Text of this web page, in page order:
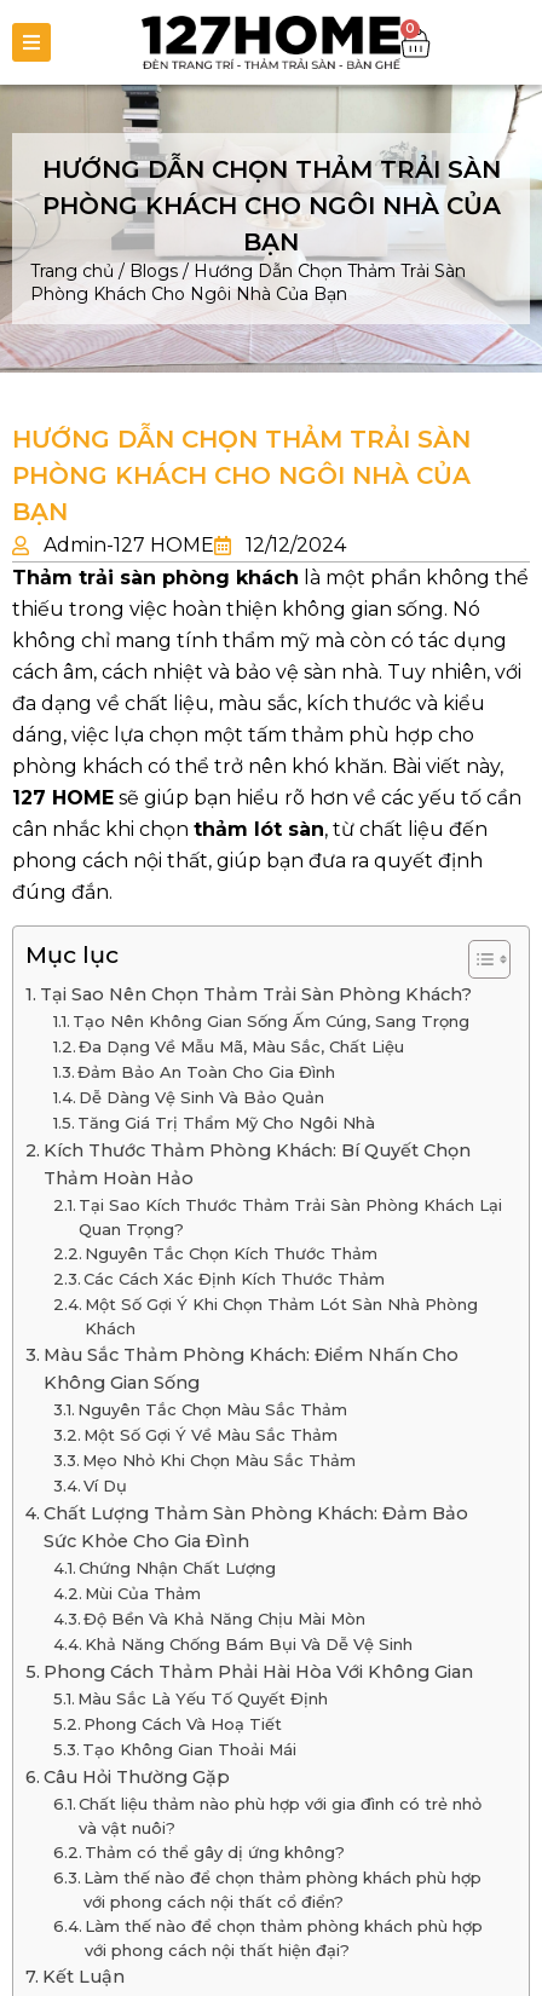
0
HƯỚNG DẪN CHỌN THẢM TRẢI SÀN
PHÒNG KHÁCH CHO NGÔI NHÀ CỦA
BẠN
Trang chủ / Blogs / Hướng Dẫn Chọn Thảm Trải Sàn
Phòng Khách Cho Ngôi Nhà Của Bạn
HƯỚNG DẪN CHỌN THẢM TRẢI SÀN
PHÒNG KHÁCH CHO NGÔI NHÀ CỦA
BẠN
Admin-127 HOME
12/12/2024
Thảm trải sàn phòng khách là một phần không thể
thiếu trong việc hoàn thiện không gian sống. Nó
không chỉ mang tính thẩm mỹ mà còn có tác dụng
cách âm, cách nhiệt và bảo vệ sàn nhà. Tuy nhiên, với
đa dạng về chất liệu, màu sắc, kích thước và kiểu
dáng, việc lựa chọn một tấm thảm phù hợp cho
phòng khách có thể trở nên khó khăn. Bài viết này,
127 HOME sẽ giúp bạn hiểu rõ hơn về các yếu tố cần
cân nhắc khi chọn thảm lót sàn, từ chất liệu đến
phong cách nội thất, giúp bạn đưa ra quyết định
đúng đắn.
Mục lục
Tại Sao Nên Chọn Thảm Trải Sàn Phòng Khách?
Tạo Nên Không Gian Sống Ấm Cúng, Sang Trọng
Đa Dạng Về Mẫu Mã, Màu Sắc, Chất Liệu
Đảm Bảo An Toàn Cho Gia Đình
Dễ Dàng Vệ Sinh Và Bảo Quản
Tăng Giá Trị Thẩm Mỹ Cho Ngôi Nhà
Kích Thước Thảm Phòng Khách: Bí Quyết Chọn
Thảm Hoàn Hảo
Tại Sao Kích Thước Thảm Trải Sàn Phòng Khách Lại
Quan Trọng?
Nguyên Tắc Chọn Kích Thước Thảm
Các Cách Xác Định Kích Thước Thảm
Một Số Gợi Ý Khi Chọn Thảm Lót Sàn Nhà Phòng
Khách
Màu Sắc Thảm Phòng Khách: Điểm Nhấn Cho
Không Gian Sống
Nguyên Tắc Chọn Màu Sắc Thảm
Một Số Gợi Ý Về Màu Sắc Thảm
Mẹo Nhỏ Khi Chọn Màu Sắc Thảm
Ví Dụ
Chất Lượng Thảm Sàn Phòng Khách: Đảm Bảo
Sức Khỏe Cho Gia Đình
Chứng Nhận Chất Lượng
Mùi Của Thảm
Độ Bền Và Khả Năng Chịu Mài Mòn
Khả Năng Chống Bám Bụi Và Dễ Vệ Sinh
Phong Cách Thảm Phải Hài Hòa Với Không Gian
Màu Sắc Là Yếu Tố Quyết Định
Phong Cách Và Hoạ Tiết
Tạo Không Gian Thoải Mái
Câu Hỏi Thường Gặp
Chất liệu thảm nào phù hợp với gia đình có trẻ nhỏ
và vật nuôi?
Thảm có thể gây dị ứng không?
Làm thế nào để chọn thảm phòng khách phù hợp
với phong cách nội thất cổ điển?
Làm thế nào để chọn thảm phòng khách phù hợp
với phong cách nội thất hiện đại?
Kết Luận